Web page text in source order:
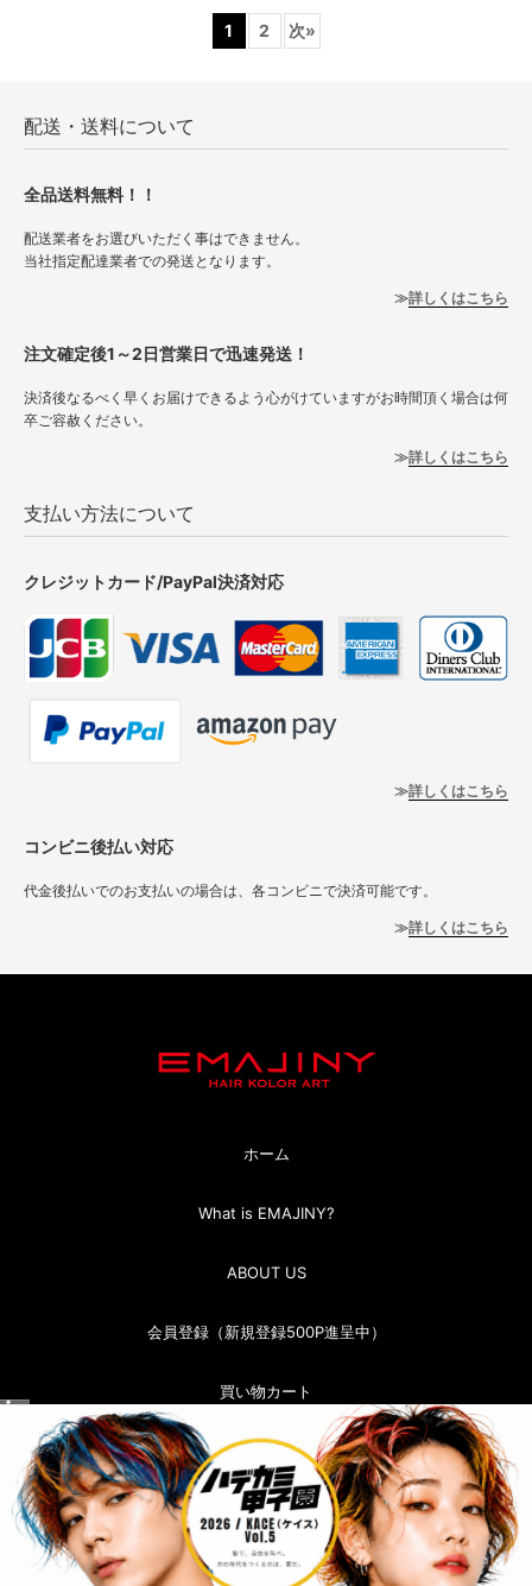
1 2 次»
配送・送料について
全品送料無料！！
配送業者をお選びいただく事はできません。
当社指定配達業者での発送となります。
詳しくはこちら
注文確定後1～2日営業日で迅速発送！
決済後なるべく早くお届けできるよう心がけていますがお時間頂く場合は何
卒ご容赦ください。
詳しくはこちら
支払い方法について
クレジットカード/PayPal決済対応
詳しくはこちら
コンビニ後払い対応
代金後払いでのお支払いの場合は、各コンビニで決済可能です。
詳しくはこちら
ホーム
What is EMAJINY?
ABOUT US
会員登録（新規登録500P進呈中）
買い物カート
マイページ（ログイン）
お問い合わせ
お買い物ガイド